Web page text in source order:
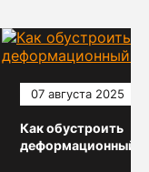
07 августа 2025
Как обустроить
деформационный